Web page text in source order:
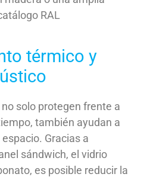
RAL
térmico y
solo protegen frente a
también ayudan a
Gracias a
sándwich, el vidrio
es posible reducir la